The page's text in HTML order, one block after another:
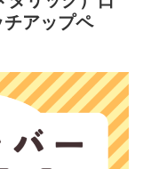
アップペ